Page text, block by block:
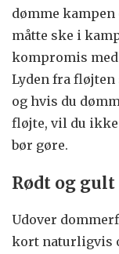
dømme
måtte ske i
kompromis
Lyden fra
og hvis du
fløjte, vil du
bør gøre.
Rødt og
Udover
kort naturligvis